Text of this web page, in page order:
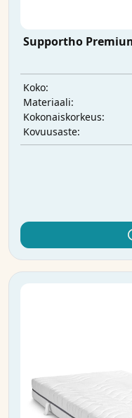
Supportho
Koko:
Materiaali:
Kokonaiskorkeus:
Kovuusaste: